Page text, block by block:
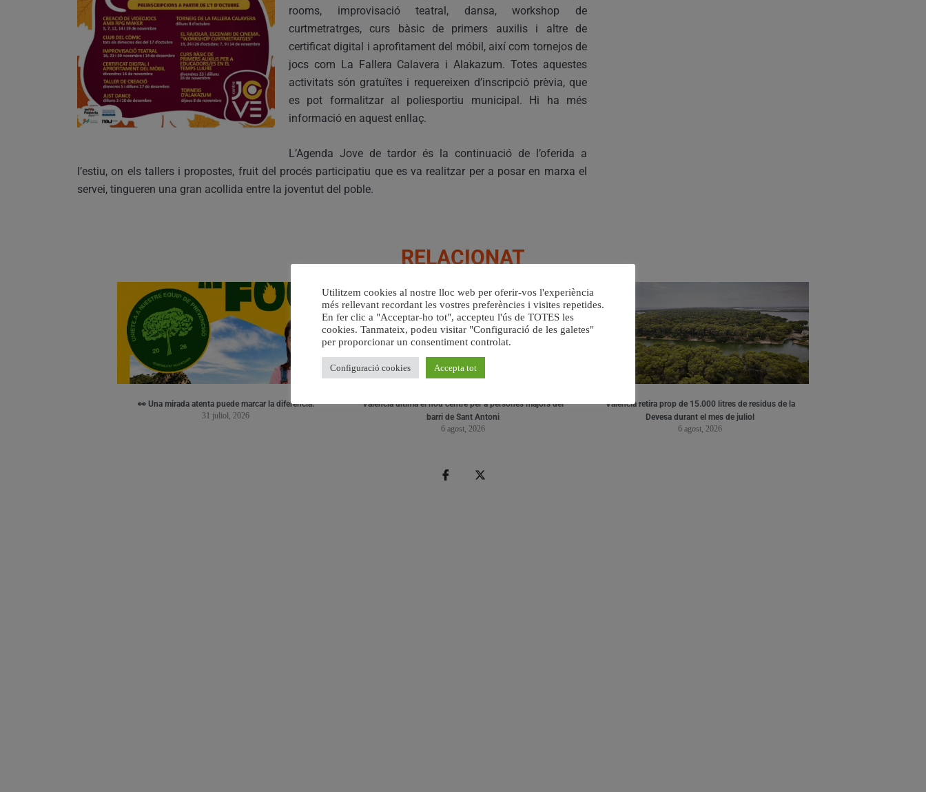
rooms, improvisació teatral, dansa, workshop de
curtmetratrges, curs bàsic de primers auxilis i altre de
certificat digital i aprofitament del móbil, així com tornejos de
jocs com La Fallera Calavera i Alakazum. Totes aquestes
activitats són gratuïtes i requereixen d’inscripció prèvia, que
es pot formalitzar al poliesportiu municipal. Hi ha més
informació en aquest enllaç.
L’Agenda Jove de tardor és la continuació de l’oferida a
l’estiu, on els tallers i propostes, fruit del procés participatiu que es va realitzar per a posar en marxa el
servei, tingueren una gran acollida entre la joventut del poble.
RELACIONAT
👀 Una mirada atenta puede marcar la diferencia.
31 juliol, 2026
València ultima el nou centre per a persones majors del
barri de Sant Antoni
6 agost, 2026
València retira prop de 15.000 litres de residus de la
Devesa durant el mes de juliol
6 agost, 2026
Utilitzem cookies al nostre lloc web per oferir-vos l'experiència
més rellevant recordant les vostres preferències i visites repetides.
En fer clic a "Acceptar-ho tot", accepteu l'ús de TOTES les
cookies. Tanmateix, podeu visitar "Configuració de les galetes"
per proporcionar un consentiment controlat.
Configuració cookies Accepta tot